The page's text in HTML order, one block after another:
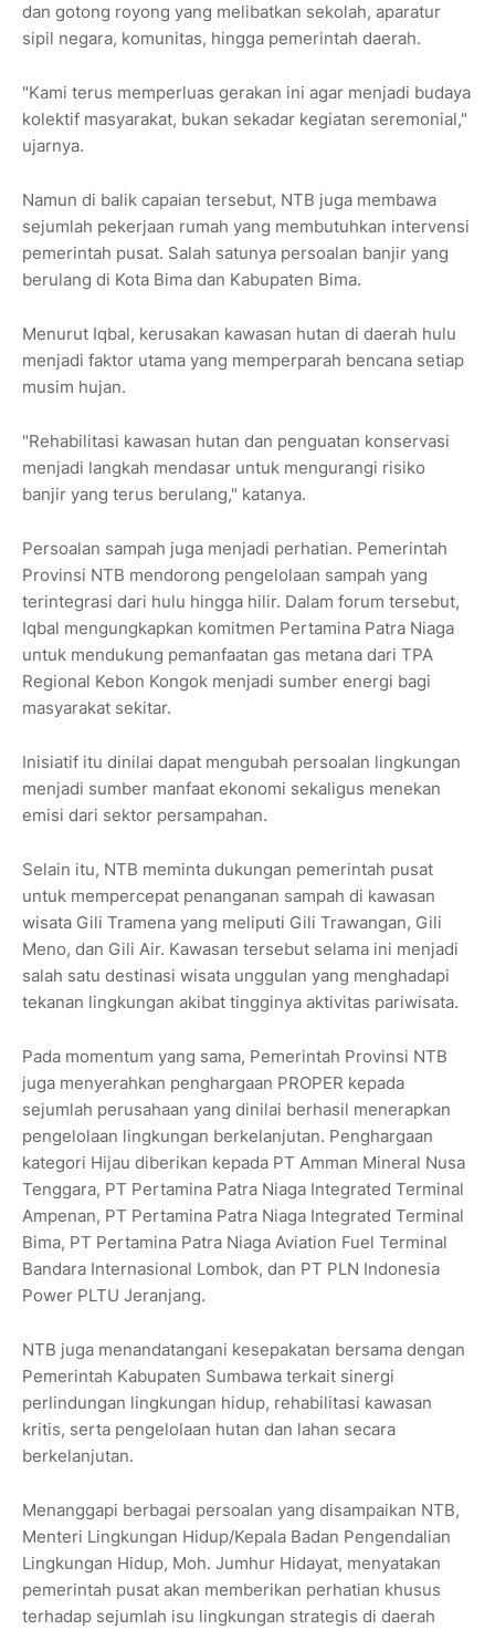
dan gotong royong yang melibatkan sekolah, aparatur
sipil negara, komunitas, hingga pemerintah daerah.
"Kami terus memperluas gerakan ini agar menjadi budaya
kolektif masyarakat, bukan sekadar kegiatan seremonial,"
ujarnya.
Namun di balik capaian tersebut, NTB juga membawa
sejumlah pekerjaan rumah yang membutuhkan intervensi
pemerintah pusat. Salah satunya persoalan banjir yang
berulang di Kota Bima dan Kabupaten Bima.
Menurut Iqbal, kerusakan kawasan hutan di daerah hulu
menjadi faktor utama yang memperparah bencana setiap
musim hujan.
"Rehabilitasi kawasan hutan dan penguatan konservasi
menjadi langkah mendasar untuk mengurangi risiko
banjir yang terus berulang," katanya.
Persoalan sampah juga menjadi perhatian. Pemerintah
Provinsi NTB mendorong pengelolaan sampah yang
terintegrasi dari hulu hingga hilir. Dalam forum tersebut,
Iqbal mengungkapkan komitmen Pertamina Patra Niaga
untuk mendukung pemanfaatan gas metana dari TPA
Regional Kebon Kongok menjadi sumber energi bagi
masyarakat sekitar.
Inisiatif itu dinilai dapat mengubah persoalan lingkungan
menjadi sumber manfaat ekonomi sekaligus menekan
emisi dari sektor persampahan.
Selain itu, NTB meminta dukungan pemerintah pusat
untuk mempercepat penanganan sampah di kawasan
wisata Gili Tramena yang meliputi Gili Trawangan, Gili
Meno, dan Gili Air. Kawasan tersebut selama ini menjadi
salah satu destinasi wisata unggulan yang menghadapi
tekanan lingkungan akibat tingginya aktivitas pariwisata.
Pada momentum yang sama, Pemerintah Provinsi NTB
juga menyerahkan penghargaan PROPER kepada
sejumlah perusahaan yang dinilai berhasil menerapkan
pengelolaan lingkungan berkelanjutan. Penghargaan
kategori Hijau diberikan kepada PT Amman Mineral Nusa
Tenggara, PT Pertamina Patra Niaga Integrated Terminal
Ampenan, PT Pertamina Patra Niaga Integrated Terminal
Bima, PT Pertamina Patra Niaga Aviation Fuel Terminal
Bandara Internasional Lombok, dan PT PLN Indonesia
Power PLTU Jeranjang.
NTB juga menandatangani kesepakatan bersama dengan
Pemerintah Kabupaten Sumbawa terkait sinergi
perlindungan lingkungan hidup, rehabilitasi kawasan
kritis, serta pengelolaan hutan dan lahan secara
berkelanjutan.
Menanggapi berbagai persoalan yang disampaikan NTB,
Menteri Lingkungan Hidup/Kepala Badan Pengendalian
Lingkungan Hidup, Moh. Jumhur Hidayat, menyatakan
pemerintah pusat akan memberikan perhatian khusus
terhadap sejumlah isu lingkungan strategis di daerah